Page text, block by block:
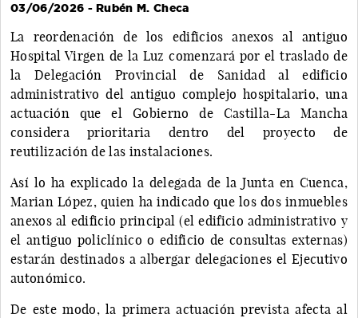
03/06/2026 - Rubén M. Checa
La reordenación de los edificios anexos al antiguo
Hospital Virgen de la Luz comenzará por el traslado de
la Delegación Provincial de Sanidad al edificio
administrativo del antiguo complejo hospitalario, una
actuación que el Gobierno de Castilla-La Mancha
considera prioritaria dentro del proyecto de
reutilización de las instalaciones.
Así lo ha explicado la delegada de la Junta en Cuenca,
Marian López, quien ha indicado que los dos inmuebles
anexos al edificio principal (el edificio administrativo y
el antiguo policlínico o edificio de consultas externas)
estarán destinados a albergar delegaciones el Ejecutivo
autonómico.
De este modo, la primera actuación prevista afecta al